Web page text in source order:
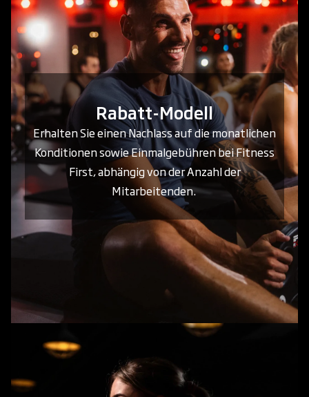
Rabatt-Modell
Erhalten Sie einen Nachlass auf die monatlichen
Konditionen sowie Einmalgebühren bei Fitness
First, abhängig von der Anzahl der
Mitarbeitenden.